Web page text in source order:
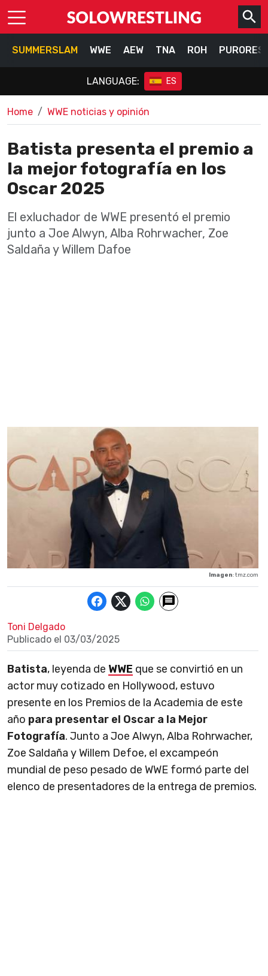
SUMMERSLAM WWE AEW TNA ROH
LANGUAGE: ES
Home WWE noticias y opinión
Batista presenta el premio a
la mejor fotografía en los
Oscar 2025
El exluchador de WWE presentó el premio
junto a Joe Alwyn, Alba Rohrwacher, Zoe
Saldaña y Willem Dafoe
Imagen: tmz.com
Toni Delgado
Publicado el 03/03/2025
Batista, leyenda de WWE que se convirtió en un
actor muy cotizado en Hollywood, estuvo
presente en los Premios de la Academia de este
año para presentar el Oscar a la Mejor
Fotografía. Junto a Joe Alwyn, Alba Rohrwacher,
Zoe Saldaña y Willem Defoe, el excampeón
mundial de peso pesado de WWE formó parte del
elenco de presentadores de la entrega de premios.